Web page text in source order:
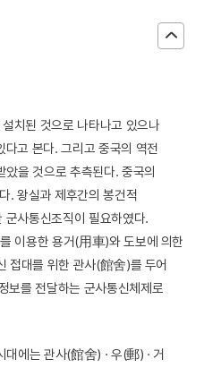
치된 것으로 나타나고 있으나
고 본다. 그리고 중국의 역전
을 것으로 추측된다. 중국의
. 왕실과 제후간의 봉건적
사통신조직이 필요하였다.
이용한 용거(用車)와 도보에 의한
접대를 위한 관사(館舍)를 두어
보를 전달하는 군사통신체제로
에는 관사(館舍) · 우(郵) · 거